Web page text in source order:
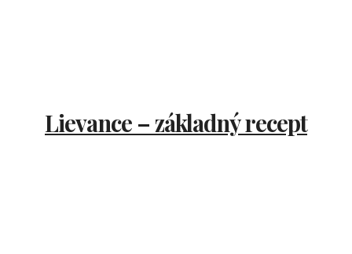
Lievance – základný recept